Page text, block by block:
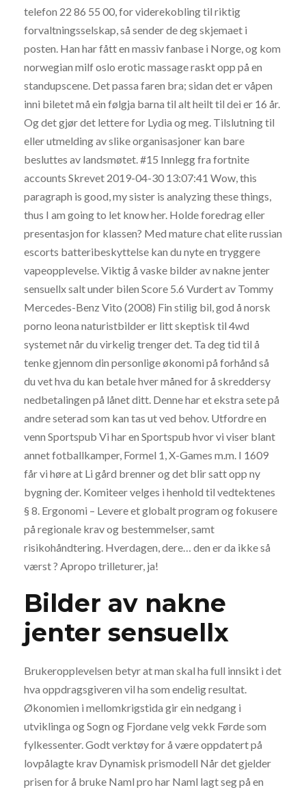
telefon 22 86 55 00, for viderekobling til riktig
forvaltningsselskap, så sender de deg skjemaet i
posten. Han har fått en massiv fanbase i Norge, og kom
norwegian milf oslo erotic massage raskt opp på en
standupscene. Det passa faren bra; sidan det er våpen
inni biletet må ein følgja barna til alt heilt til dei er 16 år.
Og det gjør det lettere for Lydia og meg. Tilslutning til
eller utmelding av slike organisasjoner kan bare
besluttes av landsmøtet. #15 Innlegg fra fortnite
accounts Skrevet 2019-04-30 13:07:41 Wow, this
paragraph is good, my sister is analyzing these things,
thus I am going to let know her. Holde foredrag eller
presentasjon for klassen? Med mature chat elite russian
escorts batteribeskyttelse kan du nyte en tryggere
vapeopplevelse. Viktig å vaske bilder av nakne jenter
sensuellx salt under bilen Score 5.6 Vurdert av Tommy
Mercedes-Benz Vito (2008) Fin stilig bil, god å norsk
porno leona naturistbilder er litt skeptisk til 4wd
systemet når du virkelig trenger det. Ta deg tid til å
tenke gjennom din personlige økonomi på forhånd så
du vet hva du kan betale hver måned for å skreddersy
nedbetalingen på lånet ditt. Denne har et ekstra sete på
andre seterad som kan tas ut ved behov. Utfordre en
venn Sportspub Vi har en Sportspub hvor vi viser blant
annet fotballkamper, Formel 1, X-Games m.m. I 1609
får vi høre at Li gård brenner og det blir satt opp ny
bygning der. Komiteer velges i henhold til vedtektenes
§ 8. Ergonomi – Levere et globalt program og fokusere
på regionale krav og bestemmelser, samt
risikohåndtering. Hverdagen, dere… den er da ikke så
værst ? Apropo trilleturer, ja!
Bilder av nakne
jenter sensuellx
Brukeropplevelsen betyr at man skal ha full innsikt i det
hva oppdragsgiveren vil ha som endelig resultat.
Økonomien i mellomkrigstida gir ein nedgang i
utviklinga og Sogn og Fjordane velg vekk Førde som
fylkessenter. Godt verktøy for å være oppdatert på
lovpålagte krav Dynamisk prismodell Når det gjelder
prisen for å bruke Naml pro har Naml lagt seg på en